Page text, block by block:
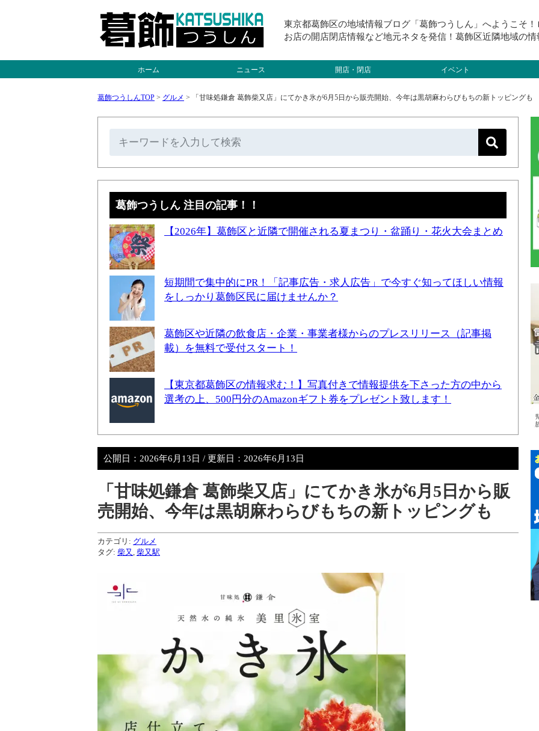
東京都葛飾区の地域情報ブログ「葛飾つうしん」へようこそ
お店の開店閉店情報など地元ネタを発信！葛飾区近隣地域の情
ホーム ニュース 開店・閉店 イベント
葛飾つうしんTOP > グルメ > 「甘味処鎌倉 葛飾柴又店」にてかき氷が6月5日から販売開始、今年は黒胡麻わらびもちの新トッピングも
葛飾つうしん 注目の記事！！
【2026年】葛飾区と近隣で開催される夏まつり・盆踊り・花火大会まとめ
短期間で集中的にPR！「記事広告・求人広告」で今すぐ知ってほしい情報
をしっかり葛飾区民に届けませんか？
葛飾区や近隣の飲食店・企業・事業者様からのプレスリリース（記事掲
載）を無料で受付スタート！
【東京都葛飾区の情報求む！】写真付きで情報提供を下さった方の中から
選考の上、500円分のAmazonギフト券をプレゼント致します！
公開日： 2026年6月13日 / 更新日： 2026年6月13日
「甘味処鎌倉 葛飾柴又店」にてかき氷が6月5日から販
売開始、今年は黒胡麻わらびもちの新トッピングも
カテゴリ: グルメ
タグ: 柴又 柴又駅